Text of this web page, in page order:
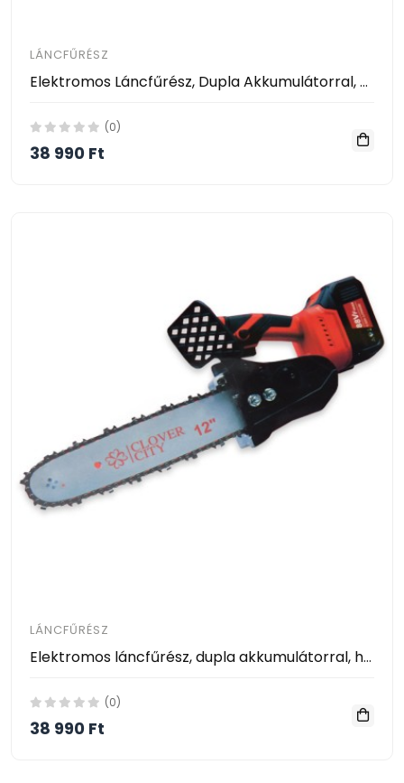
LÁNCFŰRÉSZ
Elektromos Láncfűrész, Dupla Akkumulátorral, Hordozótáskában
(0)
38 990 Ft
LÁNCFŰRÉSZ
Elektromos láncfűrész, dupla akkumulátorral, hordozótáskában
(0)
38 990 Ft